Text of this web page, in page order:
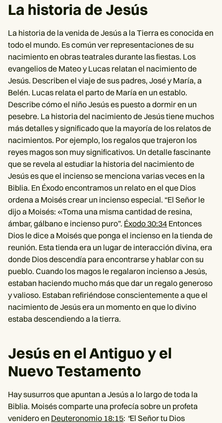
La historia de Jesús
La historia de la venida de Jesús a la Tierra es conocida en
todo el mundo. Es común ver representaciones de su
nacimiento en obras teatrales durante las fiestas. Los
evangelios de Mateo y Lucas relatan el nacimiento de
Jesús. Describen el viaje de sus padres, José y María, a
Belén. Lucas relata el parto de María en un establo.
Describe cómo el niño Jesús es puesto a dormir en un
pesebre. La historia del nacimiento de Jesús tiene muchos
más detalles y significado que la mayoría de los relatos de
nacimientos. Por ejemplo, los regalos que trajeron los
reyes magos son muy significativos. Un detalle fascinante
que se revela al estudiar la historia del nacimiento de
Jesús es que el incienso se menciona varias veces en la
Biblia. En Éxodo encontramos un relato en el que Dios
ordena a Moisés crear un incienso especial. “El Señor le
dijo a Moisés: «Toma una misma cantidad de resina,
ámbar, gálbano e incienso puro”. Éxodo 30:34 Entonces
Dios le dice a Moisés que ponga el incienso en la tienda de
reunión. Esta tienda era un lugar de interacción divina, era
donde Dios descendía para encontrarse y hablar con su
pueblo. Cuando los magos le regalaron incienso a Jesús,
estaban haciendo mucho más que dar un regalo generoso
y valioso. Estaban refiriéndose conscientemente a que el
nacimiento de Jesús era un momento en que lo divino
estaba descendiendo a la tierra.
Jesús en el Antiguo y el
Nuevo Testamento
Hay susurros que apuntan a Jesús a lo largo de toda la
Biblia. Moisés comparte una profecía sobre un profeta
venidero en Deuteronomio 18:15: “El Señor tu Dios